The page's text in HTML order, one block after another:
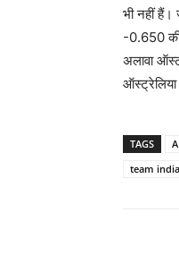
भी नहीं
-0.650 की
अलावा
TAGS
team india